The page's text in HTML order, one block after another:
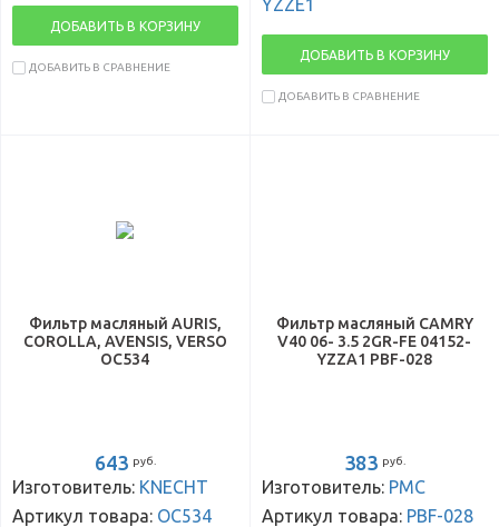
ДОБАВИТЬ В КОРЗИНУ
ДОБАВИТЬ В СРАВНЕНИЕ
YZZE1
ДОБАВИТЬ В КОРЗИНУ
ДОБАВИТЬ В СРАВНЕНИЕ
Фильтр масляный AURIS,
COROLLA, AVENSIS, VERSO
OC534
643 руб.
Изготовитель: KNECHT
Артикул товара: OC534
Фильтр масляный CAMRY
V40 06- 3.5 2GR-FE 04152-
YZZA1 PBF-028
383 руб.
Изготовитель: PMC
Артикул товара: PBF-028